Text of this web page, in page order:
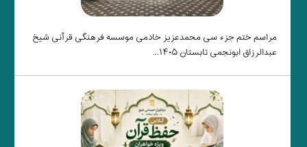
مراسم ختم جزء سی محمدعزیز خادمی موسسه فرهنگی قرآنی شیخ
عبدالرزاق ابونجمی تابستان ۱۴۰۵...